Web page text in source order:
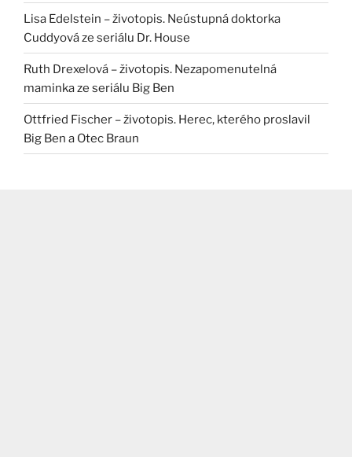
Lisa Edelstein – životopis. Neústupná doktorka
Cuddyová ze seriálu Dr. House
Ruth Drexelová – životopis. Nezapomenutelná
maminka ze seriálu Big Ben
Ottfried Fischer – životopis. Herec, kterého proslavil
Big Ben a Otec Braun